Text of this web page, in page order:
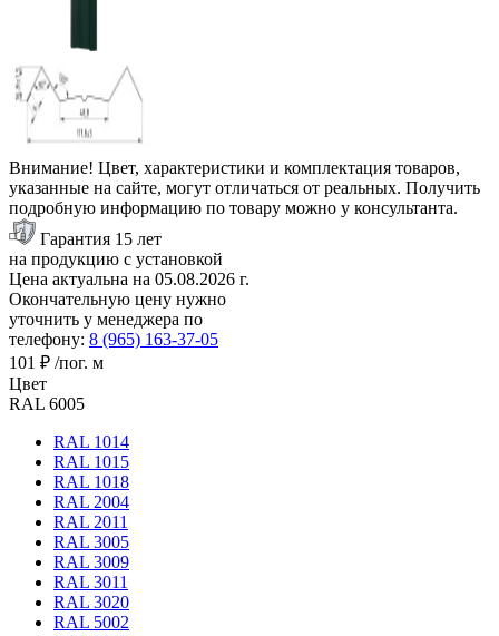
Внимание! Цвет, характеристики и комплектация товаров,
указанные на сайте, могут отличаться от реальных. Получить
подробную информацию по товару можно у консультанта.
Гарантия 15 лет
на продукцию с установкой
Цена актуальна на 05.08.2026 г.
Окончательную цену нужно
уточнить у менеджера по
телефону: 8 (965) 163-37-05
101 ₽ /пог. м
Цвет
RAL 6005
RAL 1014
RAL 1015
RAL 1018
RAL 2004
RAL 2011
RAL 3005
RAL 3009
RAL 3011
RAL 3020
RAL 5002